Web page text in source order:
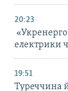
20:23
електрики
19:51
Туреччина